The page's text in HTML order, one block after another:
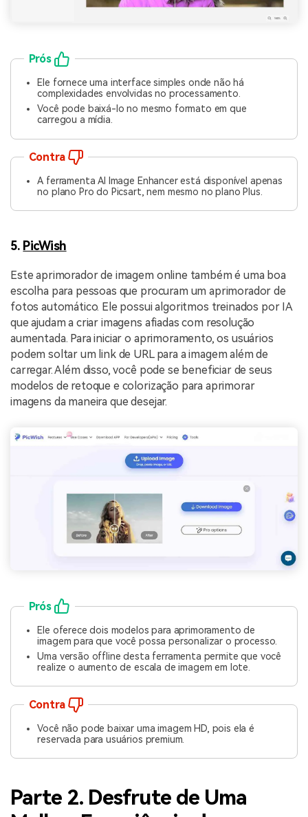
Prós
Ele fornece uma interface simples onde não há
complexidades envolvidas no processamento.
Você pode baixá-lo no mesmo formato em que
carregou a mídia.
Contra
A ferramenta AI Image Enhancer está disponível apenas
no plano Pro do Picsart, nem mesmo no plano Plus.
5. PicWish
Este aprimorador de imagem online também é uma boa
escolha para pessoas que procuram um aprimorador de
fotos automático. Ele possui algoritmos treinados por IA
que ajudam a criar imagens afiadas com resolução
aumentada. Para iniciar o aprimoramento, os usuários
podem soltar um link de URL para a imagem além de
carregar. Além disso, você pode se beneficiar de seus
modelos de retoque e colorização para aprimorar
imagens da maneira que desejar.
Prós
Ele oferece dois modelos para aprimoramento de
imagem para que você possa personalizar o processo.
Uma versão offline desta ferramenta permite que você
realize o aumento de escala de imagem em lote.
Contra
Você não pode baixar uma imagem HD, pois ela é
reservada para usuários premium.
Parte 2. Desfrute de Uma